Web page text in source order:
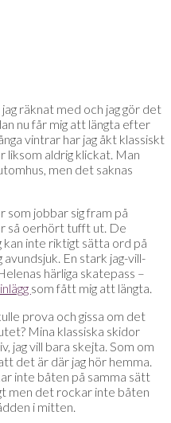
räknat med och jag gör det
nu får mig att längta efter
vintrar har jag åkt klassiskt
liksom aldrig klickat. Man
men det saknas
som jobbar sig fram på
så oerhört tufft ut. De
inte riktigt sätta ord på
En stark jag-vill-
härliga skatepass –
som fått mig att längta.
prova och gissa om det
Mina klassiska skidor
jag vill bara skejta. Som om
det är där jag hör hemma.
inte båten på samma sätt
men det rockar inte båten
i mitten.